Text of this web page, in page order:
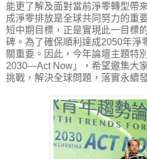
能更了解及面對當前淨零轉型帶
成淨零排放是全球共同努力的重
短中期目標，正是實現此一目標
碑。為了確保順利達成2050年淨
關重要。因此，今年論壇主題特
2030—Act Now」，希望邀集大
挑戰，解決全球問題，落實永續